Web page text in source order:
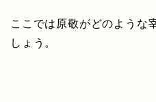
ここでは原敬がどのような
しょう。